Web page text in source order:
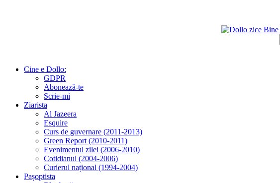
Cine e Dollo:
GDPR
Abonează-te
Scrie-mi
Ziarista
Al Jazeera
Esquire
Curs de guvernare (2011-2013)
Green Report (2010-2011)
Evenimentul zilei (2006-2010)
Cotidianul (2004-2006)
Curierul național (1994-2004)
Pașoptista